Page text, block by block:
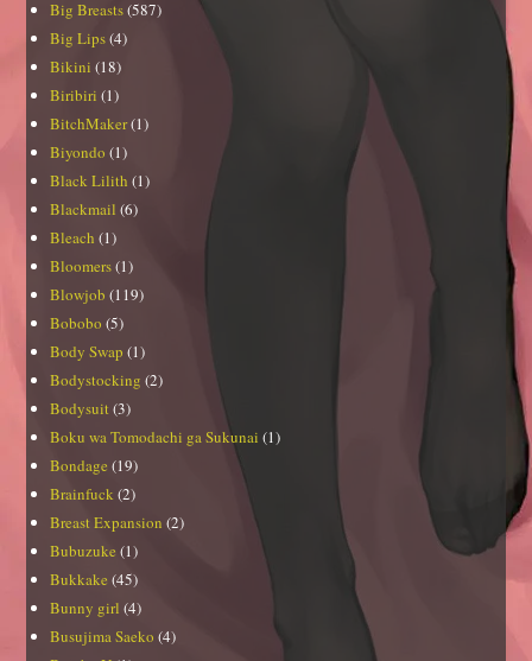
Big Breasts(587)
Big Lips(4)
Bikini (18)
Biribiri (1)
BitchMaker(1)
Biyondo (1)
Black Lilith (1)
Blackmail (6)
Bleach (1)
Bloomers(1)
Blowjob (119)
Bobobo (5)
Body Swap (1)
Bodystocking (2)
Bodysuit (3)
Boku wa Tomodachi ga Sukunai (1)
Bondage (19)
Brainfuck (2)
Breast Expansion (2)
Bubuzuke (1)
Bukkake (45)
Bunny girl (4)
Busujima Saeko (4)